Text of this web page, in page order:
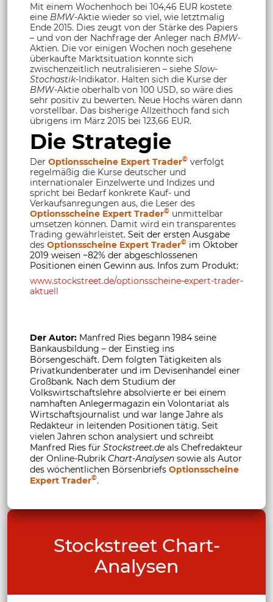
Mit einem Wochenhoch bei 104,46 EUR kostete
eine BMW-Aktie wieder so viel, wie letztmalig
Ende 2015. Dies zeugt von der Stärke des Papiers
– und von der Nachfrage der Anleger nach BMW-
Aktien. Die vor einigen Wochen noch gesehene
überkaufte Marktsituation konnte sich
zwischenzeitlich neutralisieren – siehe Slow-
Stochastik-Indikator. Halten sich die Kurse der
BMW-Aktie oberhalb von 100 USD, so wäre dies
sehr positiv zu bewerten. Neue Hochs wären dann
vorstellbar. Das bisherige Allzeithoch fand sich
übrigens im März 2015 bei 123,66 EUR.
Die Strategie
Der Optionsscheine Expert Trader© verfolgt
regelmäßig die Kurse deutscher und
internationaler Einzelwerte und Indizes und
spricht bei Bedarf konkrete Kauf- und
Verkaufsanregungen aus, die Leser des
Optionsscheine Expert Trader© unmittelbar
umsetzen können. Damit wird ein transparentes
Trading gewährleistet. Seit der ersten Ausgabe
des Optionsscheine Expert Trader© im Oktober
2019 weisen ~82% der abgeschlossenen
Positionen einen Gewinn aus. Infos zum Produkt:
www.stockstreet.de/optionsscheine-expert-trader-
aktuell
Der Autor: Manfred Ries begann 1984 seine
Bankausbildung – der Einstieg ins
Börsengeschäft. Dem folgten Tätigkeiten als
Privatkundenberater und im Devisenhandel einer
Großbank. Nach dem Studium der
Volkswirtschaftslehre absolvierte er bei einem
namhaften Anlegermagazin ein Volontariat als
Wirtschaftsjournalist und war lange Jahre als
Redakteur in leitenden Positionen tätig. Seit
vielen Jahren schon analysiert und schreibt
Manfred Ries für Stockstreet.de als Chefredakteur
der Online-Rubrik Chart-Analysen sowie als Autor
des wöchentlichen Börsenbriefs Optionsscheine
Expert Trader©.
Stockstreet Chart-
Analysen